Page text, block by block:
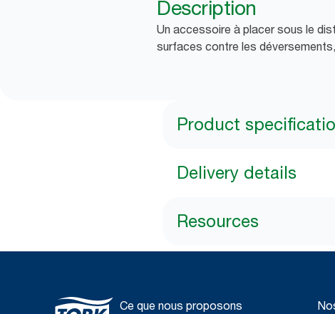
Description
Un accessoire à placer sous le
surfaces contre les
Product
Delivery details
Resources
Ce que nous proposons